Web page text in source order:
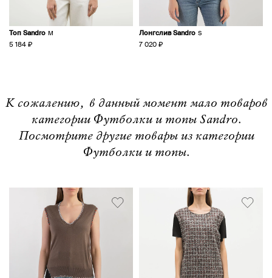
Топ Sandro M
5 184 ₽
Лонгслив Sandro S
7 020 ₽
К сожалению, в данный момент мало товаров
категории Футболки и топы Sandro.
Посмотрите другие товары из категории
Футболки и топы.